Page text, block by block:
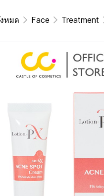
หมด Face Treatment